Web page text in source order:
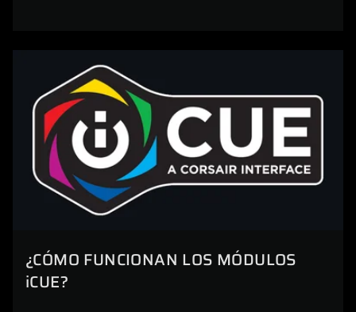
¿CÓMO FUNCIONAN LOS MÓDULOS
iCUE?